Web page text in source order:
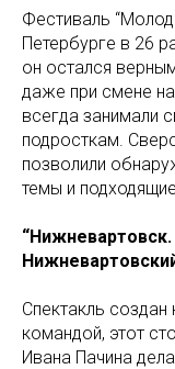
Фестиваль
Петербурге в 26
он остался
даже при смене
всегда занимали
подросткам.
позволили
темы и
Спектакль
командой, этот
Ивана Пачина